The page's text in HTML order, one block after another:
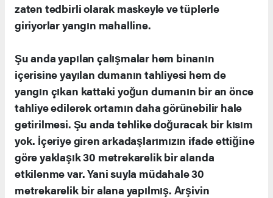
zaten tedbirli olarak maskeyle ve tüplerle
giriyorlar yangın mahalline.
Şu anda yapılan çalışmalar hem binanın
içerisine yayılan dumanın tahliyesi hem de
yangın çıkan kattaki yoğun dumanın bir an önce
tahliye edilerek ortamın daha görünebilir hale
getirilmesi. Şu anda tehlike doğuracak bir kısım
yok. İçeriye giren arkadaşlarımızın ifade ettiğine
göre yaklaşık 30 metrekarelik bir alanda
etkilenme var. Yani suyla müdahale 30
metrekarelik bir alana yapılmış. Arşivin